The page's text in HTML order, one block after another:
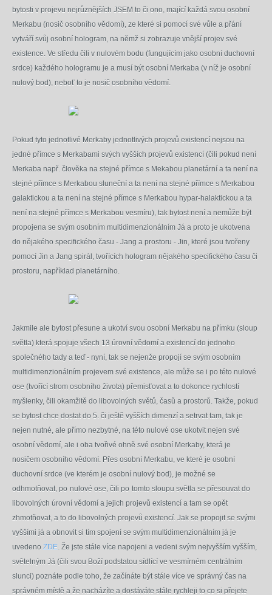
bytosti v projevu nejrůznějších JSEM to či ono, mající každá svou osobní
Merkabu (nosič osobního vědomí), ze které si pomocí své vůle a přání
vytváří svůj osobní hologram, na němž si zobrazuje vnější projev své
existence. Ve středu čili v nulovém bodu (fungujícím jako osobní duchovní
srdce) každého hologramu je a musí být osobní Merkaba (v níž je osobní
nulový bod), neboť to je nosič osobního vědomí.
Pokud tyto jednotlivé Merkaby jednotlivých projevů existencí nejsou na
jedné přímce s Merkabami svých vyšších projevů existencí (čili pokud není
Merkaba např. člověka na stejné přímce s Mekabou planetární a ta není na
stejné přímce s Merkabou sluneční a ta není na stejné přímce s Merkabou
galaktickou a ta není na stejné přímce s Merkabou hypar-halaktickou a ta
není na stejné přímce s Merkabou vesmíru), tak bytost není a nemůže být
propojena se svým osobním multidimenzionálním Já a proto je ukotvena
do nějakého specifického času - Jang a prostoru - Jin, které jsou tvořeny
pomocí Jin a Jang spirál, tvořících hologram nějakého specifického času či
prostoru, například planetárního.
Jakmile ale bytost přesune a ukotví svou osobní Merkabu na přímku (sloup
světla) která spojuje všech 13 úrovní vědomí a existencí do jednoho
společného tady a teď - nyní, tak se nejenže propojí se svým osobním
multidimenzionálním projevem své existence, ale může se i po této nulové
ose (tvořící strom osobního života) přemisťovat a to dokonce rychlostí
myšlenky, čili okamžitě do libovolných světů, časů a prostorů. Takže, pokud
se bytost chce dostat do 5. či ještě vyšších dimenzí a setrvat tam, tak je
nejen nutné, ale přímo nezbytné, na této nulové ose ukotvit nejen své
osobní vědomí, ale i oba tvořivé ohně své osobní Merkaby, která je
nosičem osobního vědomí. Přes osobní Merkabu, ve které je osobní
duchovní srdce (ve kterém je osobní nulový bod), je možné se
odhmotňovat, po nulové ose, čili po tomto sloupu světla se přesouvat do
libovolných úrovní vědomí a jejich projevů existencí a tam se opět
zhmotňovat, a to do libovolných projevů existencí. Jak se propojit se svými
vyššími já a obnovit si tím spojení se svým multidimenzionálním já je
uvedeno ZDE. Že jste stále více napojeni a vedeni svým nejvyšším vyšším,
světelným Já (čili svou Boží podstatou sídlící ve vesmírném centrálním
slunci) poznáte podle toho, že začínáte být stále více ve správný čas na
správném místě a že nacházíte a dostáváte stále rychleji to co si přejete